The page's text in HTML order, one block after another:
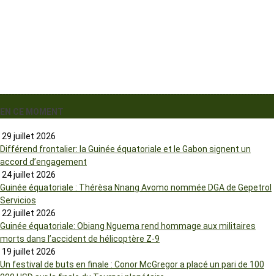
EN CE MOMENT
29 juillet 2026
Différend frontalier: la Guinée équatoriale et le Gabon signent un
accord d’engagement
24 juillet 2026
Guinée équatoriale : Thérèsa Nnang Avomo nommée DGA de Gepetrol
Servicios
22 juillet 2026
Guinée équatoriale: Obiang Nguema rend hommage aux militaires
morts dans l’accident de hélicoptère Z-9
19 juillet 2026
Un festival de buts en finale : Conor McGregor a placé un pari de 100